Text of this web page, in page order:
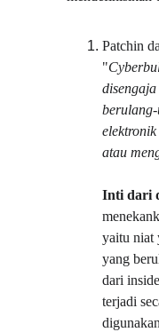
Patchin
"
atau
Inti dari
yaitu niat
yang
dari
terjadi